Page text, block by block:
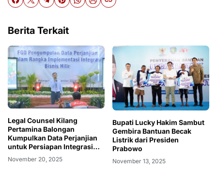
Berita Terkait
Legal Counsel Kilang
Pertamina Balongan
Kumpulkan Data Perjanjian
untuk Persiapan Integrasi
Bisnis Hilir Pertamina
November 20, 2025
Bupati Lucky Hakim Sambut
Gembira Bantuan Becak
Listrik dari Presiden
Prabowo
November 13, 2025